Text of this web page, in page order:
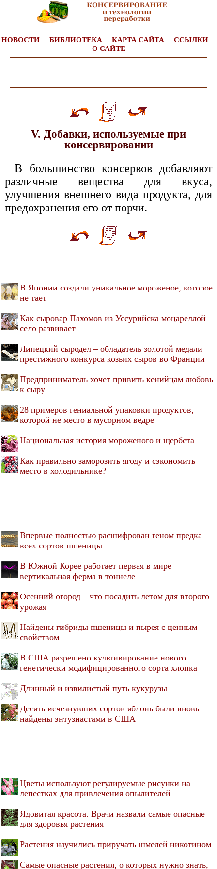
НОВОСТИ БИБЛИОТЕКА КАРТА САЙТА
ССЫЛКИ
О САЙТЕ
V. Добавки, используемые при
консервировании
В большинство консервов добавляют
различные вещества для вкуса,
улучшения внешнего вида продукта, для
предохранения его от порчи.
В Японии создали уникальное мороженое, которое
не тает
Как сыровар Пахомов из Уссурийска моцареллой
село развивает
Липецкий сыродел – обладатель золотой медали
престижного конкурса козьих сыров во Франции
Предприниматель хочет привить кенийцам любовь
к сыру
28 примеров гениальной упаковки продуктов,
которой не место в мусорном ведре
Национальная история мороженого и щербета
Как правильно заморозить ягоду и сэкономить
место в холодильнике?
Впервые полностью расшифрован геном предка
всех сортов пшеницы
В Южной Корее работает первая в мире
вертикальная ферма в тоннеле
Осенний огород – что посадить летом для второго
урожая
Найдены гибриды пшеницы и пырея с ценным
свойством
В США разрешено культивирование нового
генетически модифицированного сорта хлопка
Длинный и извилистый путь кукурузы
Десять исчезнувших сортов яблонь были вновь
найдены энтузиастами в США
Цветы используют регулируемые рисунки на
лепестках для привлечения опылителей
Ядовитая красота. Врачи назвали самые опасные
для здоровья растения
Растения научились приручать шмелей никотином
Самые опасные растения, о которых нужно знать,